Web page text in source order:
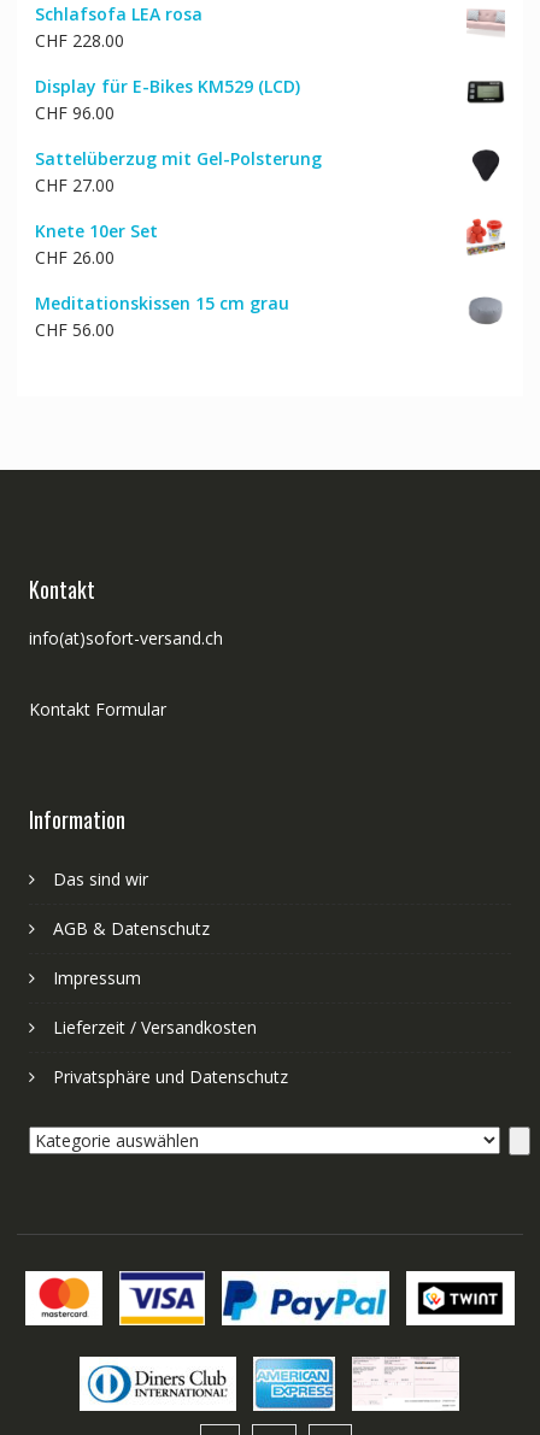
war:
Schlafsofa LEA rosa
CHF228.00
Display für E-Bikes KM529 (LCD)
CHF96.00
Sattelüberzug mit Gel-Polsterung
CHF27.00
Knete 10er Set
CHF26.00
Meditationskissen 15 cm grau
CHF56.00
Kontakt
info(at)sofort-versand.ch
Kontakt Formular
Information
Das sind wir
AGB & Datenschutz
Impressum
Lieferzeit / Versandkosten
Privatsphäre und Datenschutz
Kategorie